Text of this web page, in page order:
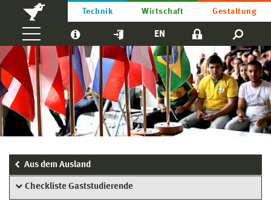
Technik Wirtschaft Gestaltung
EN
Aus dem Ausland
Checkliste Gaststudierende